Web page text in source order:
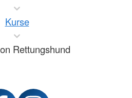
Kurse
Rettungshund